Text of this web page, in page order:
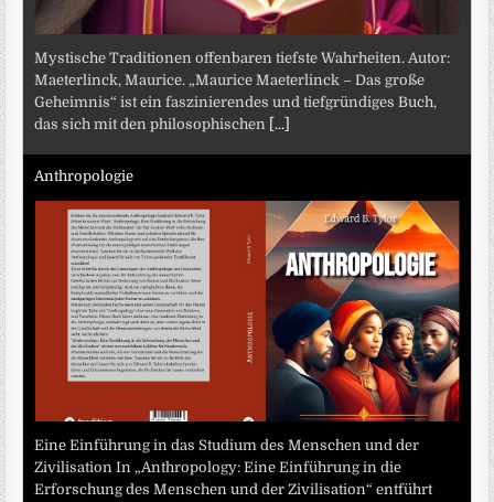
Mystische Traditionen offenbaren tiefste Wahrheiten. Autor:
Maeterlinck, Maurice. „Maurice Maeterlinck – Das große
Geheimnis“ ist ein faszinierendes und tiefgründiges Buch,
das sich mit den philosophischen [...]
Anthropologie
Eine Einführung in das Studium des Menschen und der
Zivilisation In „Anthropology: Eine Einführung in die
Erforschung des Menschen und der Zivilisation“ entführt